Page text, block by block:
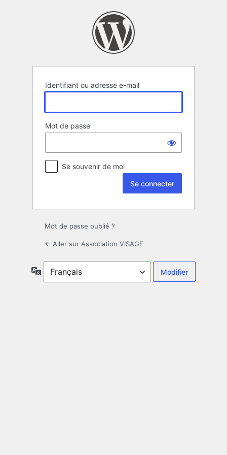
Identifiant ou adresse e-mail
Mot de passe
Se souvenir de moi
Mot de passe oublié ?
← Aller sur Association VISAGE
Langue